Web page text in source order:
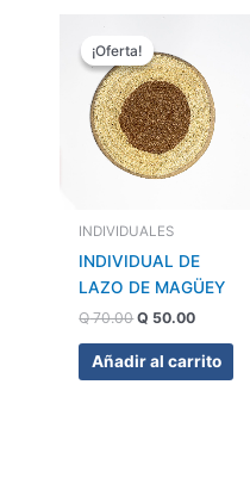
¡Oferta!
¡Oferta!
INDIVIDUALES
INDIVIDUAL DE
LAZO DE MAGÜEY
Q70.00
precio
original
era:
Q 70.00.
Q 50.00
es:
Q 50.00.
Añadir al carrito